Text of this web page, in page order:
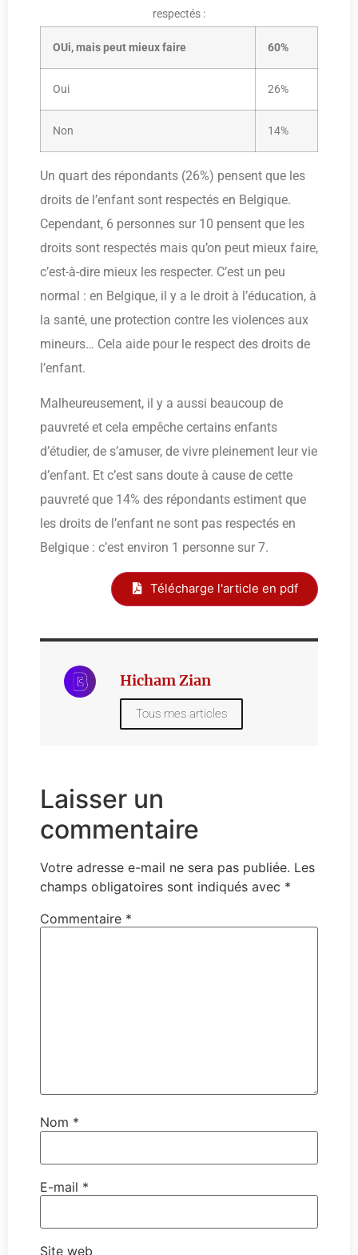
respectés :
OUi, mais peut mieux faire 60%
Oui 26%
Non 14%
Un quart des répondants (26%) pensent que les
droits de l’enfant sont respectés en Belgique.
Cependant, 6 personnes sur 10 pensent que les
droits sont respectés mais qu’on peut mieux faire,
c’est-à-dire mieux les respecter. C’est un peu
normal : en Belgique, il y a le droit à l’éducation, à
la santé, une protection contre les violences aux
mineurs… Cela aide pour le respect des droits de
l’enfant.
Malheureusement, il y a aussi beaucoup de
pauvreté et cela empêche certains enfants
d’étudier, de s’amuser, de vivre pleinement leur vie
d’enfant. Et c’est sans doute à cause de cette
pauvreté que 14% des répondants estiment que
les droits de l’enfant ne sont pas respectés en
Belgique : c’est environ 1 personne sur 7.
Télécharge l'article en pdf
Hicham Zian
Tous mes articles
Laisser un
commentaire
Votre adresse e-mail ne sera pas publiée. Les
champs obligatoires sont indiqués avec *
Commentaire *
Nom *
E-mail *
Site web